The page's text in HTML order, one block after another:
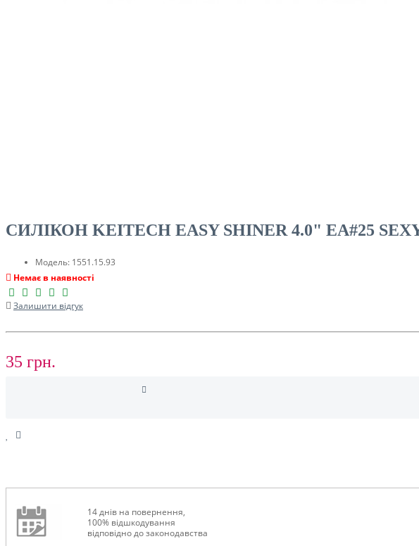
СИЛІКОН KEITECH EASY SHINER 4.0" EA#25
Модель: 1551.15.93
Немає в наявності
Залишити відгук
35 грн.
14 днів на повернення,
100% відшкодування
відповідно до законодавства